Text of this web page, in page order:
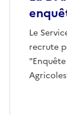
Le
recrute